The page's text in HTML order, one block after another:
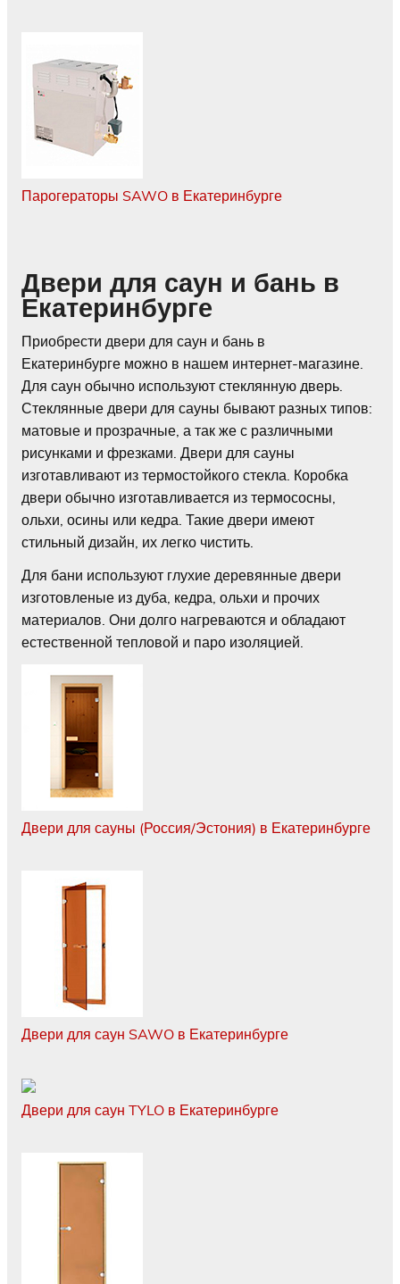
Парогераторы SAWO в Екатеринбурге
Двери для саун и бань в
Екатеринбурге
Приобрести двери для саун и бань в
Екатеринбурге можно в нашем интернет-магазине.
Для саун обычно используют стеклянную дверь.
Стеклянные двери для сауны бывают разных типов:
матовые и прозрачные, а так же с различными
рисунками и фрезками. Двери для сауны
изготавливают из термостойкого стекла. Коробка
двери обычно изготавливается из термососны,
ольхи, осины или кедра. Такие двери имеют
стильный дизайн, их легко чистить.
Для бани используют глухие деревянные двери
изготовленые из дуба, кедра, ольхи и прочих
материалов. Они долго нагреваются и обладают
естественной тепловой и паро изоляцией.
Двери для сауны (Россия/Эстония) в Екатеринбурге
Двери для саун SAWO в Екатеринбурге
Двери для саун TYLO в Екатеринбурге